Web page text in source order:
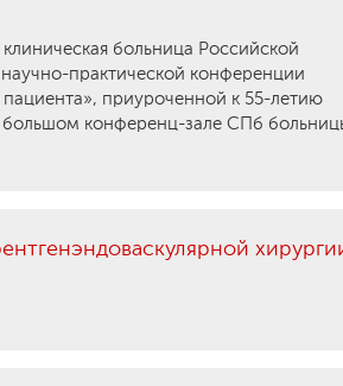
больница Российской
практической конференции
приуроченной к 55-летию
конференц-зале СПб